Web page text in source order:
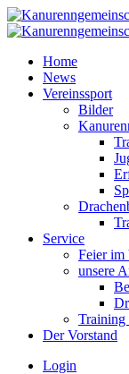
Home
News
Vereinssport
Bilder
Service
Feier im
unsere
Training
Der Vorstand
Login